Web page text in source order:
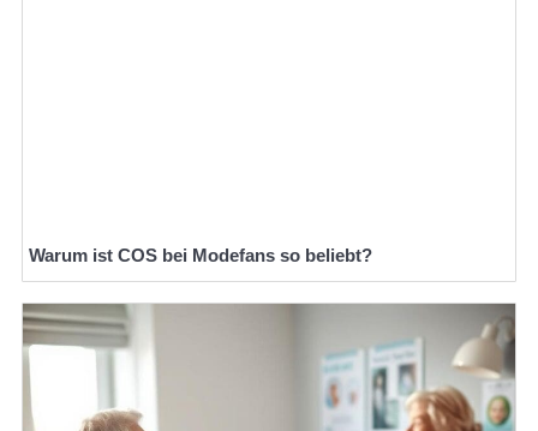
Warum ist COS bei Modefans so beliebt?